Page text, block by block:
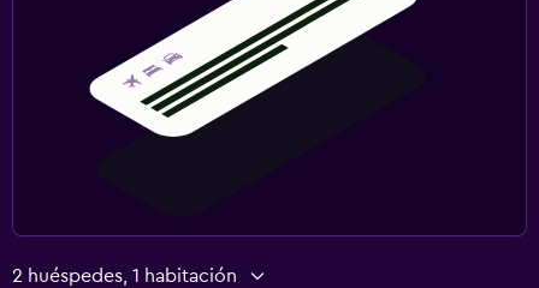
2 huéspedes, 1 habitación